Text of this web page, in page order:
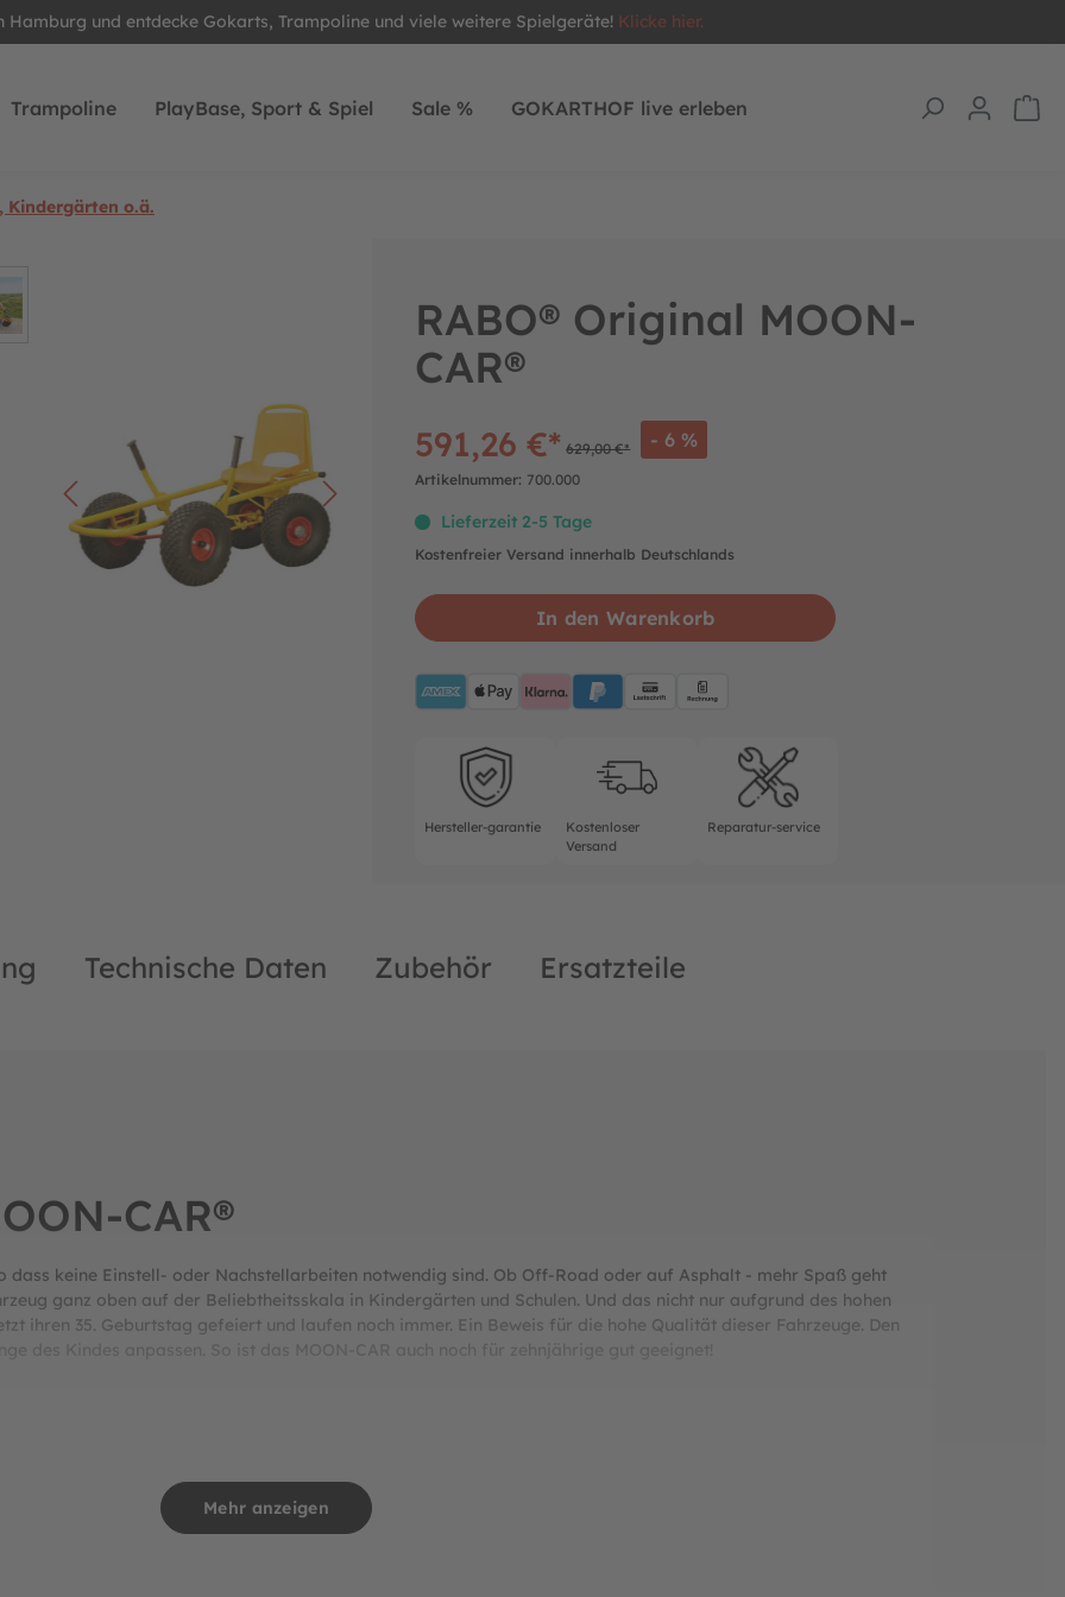
Hamburg und entdecke Gokarts, Trampoline und viele weitere Spielgeräte! Klicke hier.
Trampoline PlayBase, Sport & Spiel Sale % GOKARTHOF live erleben
Kindergärten o.ä.
RABO® Original MOON-
CAR®
591,26 €* 629,00 €* - 6 %
Artikelnummer: 700.000
Lieferzeit 2-5 Tage
Kostenfreier Versand innerhalb Deutschlands
In den Warenkorb
ApplePayKlarna PayPalBlueLastschrift
Hersteller-garantie
Hersteller-garantie
Kostenloser Versand
Kostenloser
Versand
Reparatur-service
Reparatur-service
Technische Daten Zubehör Ersatzteile
CAR®
keine Einstell- oder Nachstellarbeiten notwendig sind. Ob Off-Road oder auf Asphalt - mehr Spaß geht
ganz oben auf der Beliebtheitsskala in Kindergärten und Schulen. Und das nicht nur aufgrund des hohen
ihren 35. Geburtstag gefeiert und laufen noch immer. Ein Beweis für die hohe Qualität dieser Fahrzeuge. Den
Mehr anzeigen